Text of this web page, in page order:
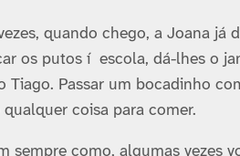
quando chego, a Joana já
os putos í escola, dá-lhes o
Tiago. Passar um bocadinho
qualquer coisa para comer.
sempre como, algumas vezes